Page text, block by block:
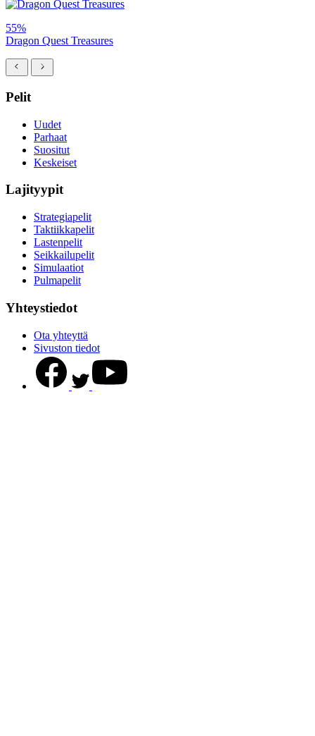
55%
Dragon Quest Treasures
Pelit
Uudet
Parhaat
Suositut
Keskeiset
Lajityypit
Strategiapelit
Taktiikkapelit
Lastenpelit
Seikkailupelit
Simulaatiot
Pulmapelit
Yhteystiedot
Ota yhteyttä
Sivuston tiedot